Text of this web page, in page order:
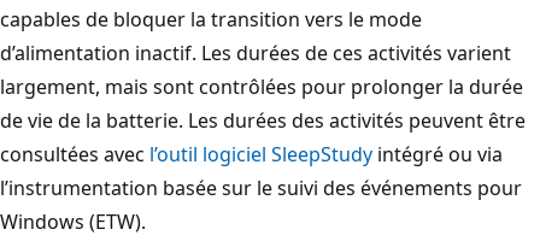
capables de bloquer la transition vers le mode
d’alimentation inactif. Les durées de ces activités varient
largement, mais sont contrôlées pour prolonger la durée
de vie de la batterie. Les durées des activités peuvent être
consultées avec l’outil logiciel SleepStudy intégré ou via
l’instrumentation basée sur le suivi des événements pour
Windows (ETW).